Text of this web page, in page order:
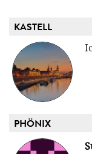
KASTELL
PHÖNIX